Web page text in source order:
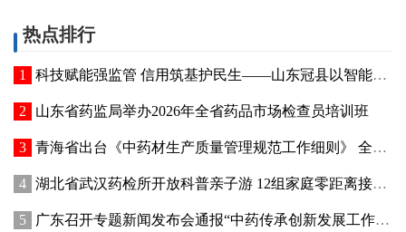
热点排行
科技赋能强监管 信用筑基护民生——山东冠县以智能管控提质“两定机构”医保服务能力
山东省药监局举办2026年全省药品市场检查员培训班
青海省出台《中药材生产质量管理规范工作细则》 全面强化中药材质量源头管控
湖北省武汉药检所开放科普亲子游 12组家庭零距离接触药品检验
广东召开专题新闻发布会通报“中药传承创新发展工作成效”